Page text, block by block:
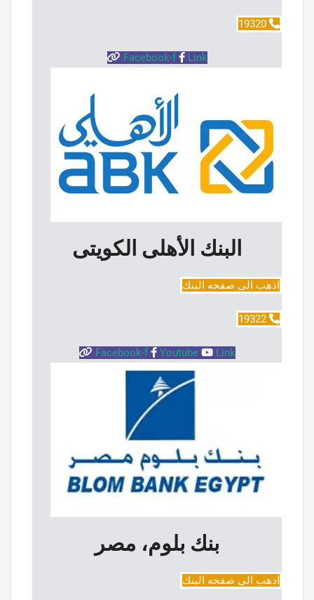
19320
Facebook-f Link
البنك الأهلى الكويتى
اذهب الى صفحه البنك
19322
Facebook-f Youtube Link
بنك بلوم، مصر
اذهب الى صفحه البنك